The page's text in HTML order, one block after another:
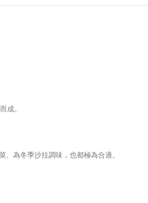
成。
為冬季沙拉調味，也都極為合適。